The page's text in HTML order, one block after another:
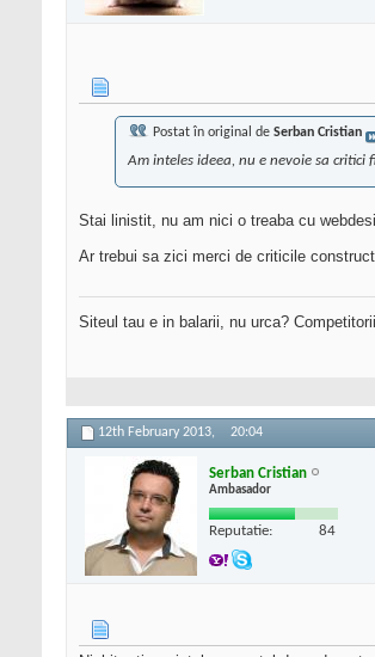
Postat în original de Serban Cristian
Am inteles ideea, nu e nevoie sa
Stai linistit, nu am nici o treaba cu
Ar trebui sa zici merci de criticile
Siteul tau e in balarii, nu urca?
12th February 2013, 20:04
Serban Cristian
Ambasador
Reputatie: 84